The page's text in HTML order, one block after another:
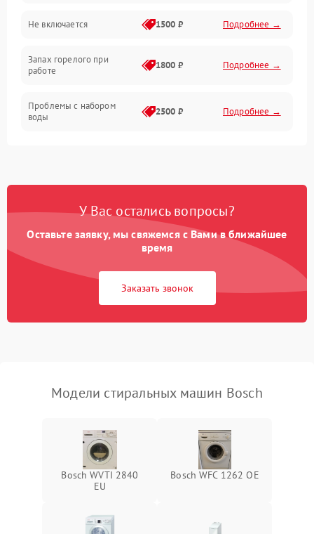
Не включается 1500 ₽ Подробнее →
Запах горелого при
работе
1800 ₽ Подробнее →
Проблемы с набором
воды
2500 ₽ Подробнее →
Замена платы управления 2200 ₽ Подробнее →
У Вас остались вопросы?
Оставьте заявку, мы свяжемся с Вами в ближайшее
время
Заказать звонок
Модели стиральных машин Bosch
Bosch WVTI 2840
EU
Bosch WFC 1262 OE